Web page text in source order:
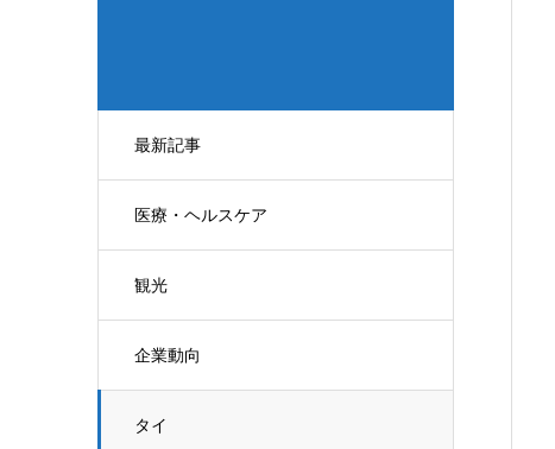
最新記事
医療・ヘルスケア
観光
企業動向
タイ